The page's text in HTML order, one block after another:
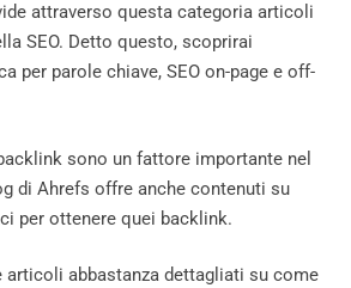
attraverso questa categoria articoli
SEO. Detto questo, scoprirai
per parole chiave, SEO on-page e off-
sono un fattore importante nel
di Ahrefs offre anche contenuti su
per ottenere quei backlink.
articoli abbastanza dettagliati su come